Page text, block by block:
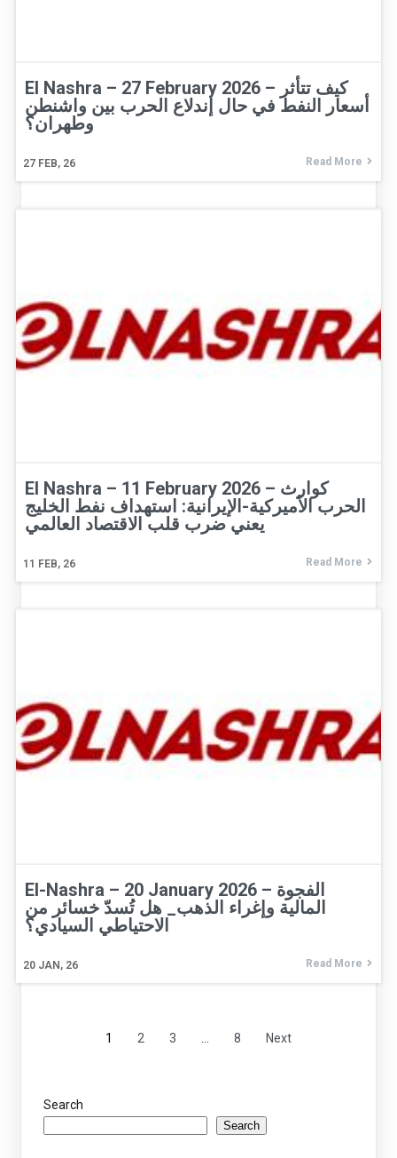
El Nashra – 27 February 2026 – كيف تتأثر
أسعار النفط في حال إندلاع الحرب بين واشنطن
وطهران؟
27 FEB, 26 Read More
El Nashra – 11 February 2026 – كوارث
الحرب الأميركية-الإيرانية: استهداف نفط الخليج
يعني ضرب قلب الاقتصاد العالمي
11 FEB, 26 Read More
El-Nashra – 20 January 2026 – الفجوة
المالية وإغراء الذهب_ هل تُسدّ خسائر من
الاحتياطي السيادي؟
20 JAN, 26 Read More
1 2 3 8 Next
Search
Search